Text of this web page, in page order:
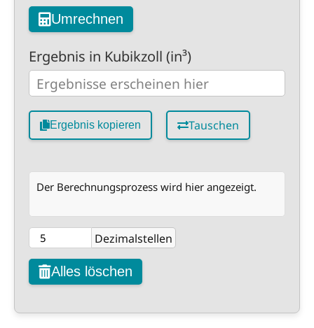
Umrechnen
Ergebnis in Kubikzoll (in³)
Ergebnis kopieren Tauschen
Der Berechnungsprozess wird hier angezeigt.
Dezimalstellen
Alles löschen